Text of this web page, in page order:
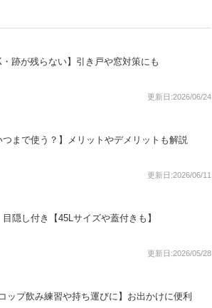
跡が残らない】引き戸や窓対策にも
更新日:2026/06/24
まで使う？】メリットやデメリットも解説
更新日:2026/06/11
隠し付き【45Lサイズや蓋付きも】
更新日:2026/05/28
ップ飲み練習や持ち運びに】お出かけに便利